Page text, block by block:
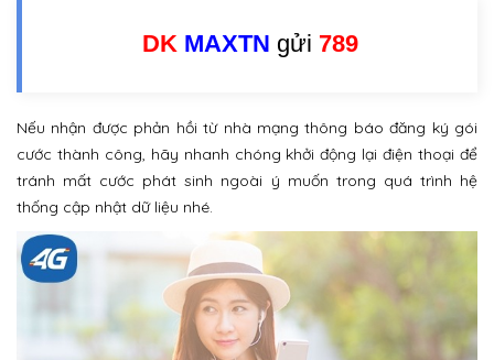
DK MAXTN gửi 789
Nếu nhận được phản hồi từ nhà mạng thông báo đăng ký gói
cước thành công, hãy nhanh chóng khởi động lại điện thoại để
tránh mất cước phát sinh ngoài ý muốn trong quá trình hệ
thống cập nhật dữ liệu nhé.